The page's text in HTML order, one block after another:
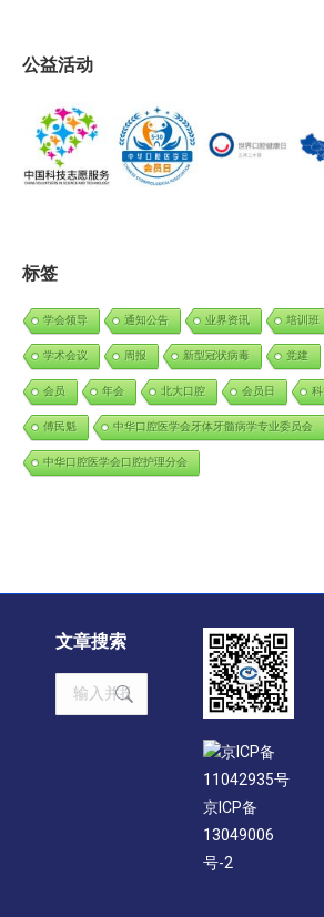
公益活动
标签
学会领导 通知公告 业界资讯 培训班
学术会议 周报 新型冠状病毒 党建
会员 年会 北大口腔 会员日
傅民魁 中华口腔医学会牙体牙髓病学专业委员会
中华口腔医学会口腔护理分会
文章搜索
Search:
京ICP备
11042935号
京ICP备
13049006
号-2